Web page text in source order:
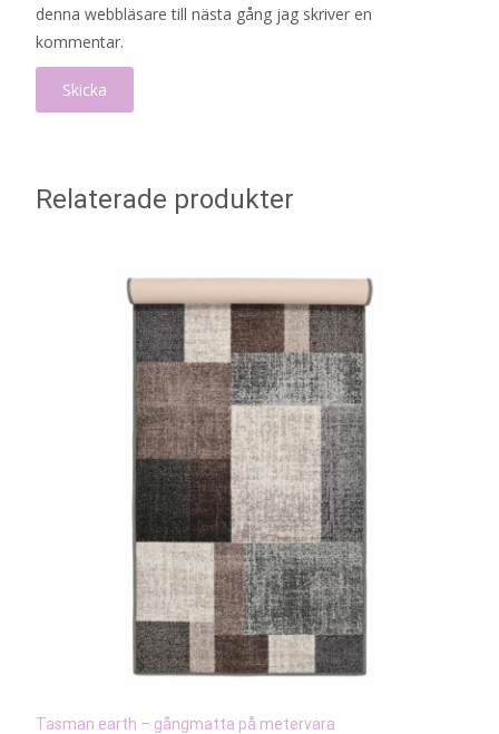
denna webbläsare till nästa gång jag skriver en
kommentar.
Relaterade produkter
Tasman earth – gångmatta på metervara